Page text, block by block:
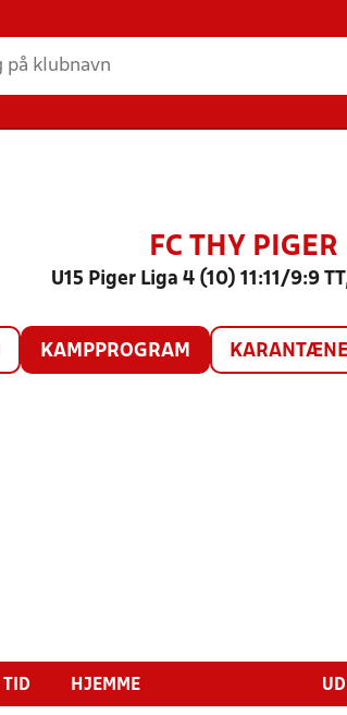
FC THY PIGER
U15 Piger Liga 4 (10) 11:11/9:9
KAMPPROGRAM
TID HJEMME